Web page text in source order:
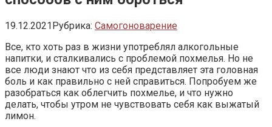
19.12.2021Рубрика: Самогоноварение
Все, кто хоть раз в жизни употреблял алкогольные
напитки, и сталкивались с проблемой похмелья. Но не
все люди знают что из себя представляет эта головная
боль и как правильно с ней справиться. Попробуем же
разобраться как облегчить похмелье, и что нужно
делать, чтобы утром не чувствовать себя как выжатый
лимон.